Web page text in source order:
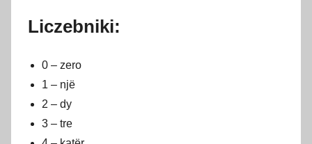
e
n
a
2
Liczebniki:
0 – zero
1 – një
2 – dy
3 – tre